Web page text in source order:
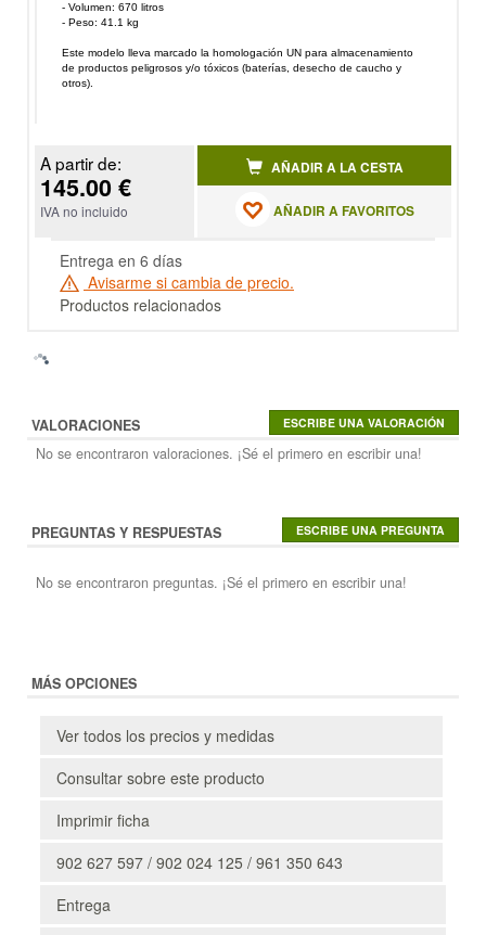
- Volumen: 670 litros
- Peso: 41.1 kg
Este modelo lleva marcado la homologación UN para almacenamiento
de productos peligrosos y/o tóxicos (baterías, desecho de caucho y
otros).
A partir de:
145.00 €
IVA no incluido
AÑADIR A LA CESTA
AÑADIR A FAVORITOS
Entrega en 6 días
Avisarme si cambia de precio.
Productos relacionados
VALORACIONES
No se encontraron valoraciones. ¡Sé el primero en escribir una!
PREGUNTAS Y RESPUESTAS
No se encontraron preguntas. ¡Sé el primero en escribir una!
MÁS OPCIONES
Ver todos los precios y medidas
Consultar sobre este producto
Imprimir ficha
902 627 597 / 902 024 125 / 961 350 643
Entrega